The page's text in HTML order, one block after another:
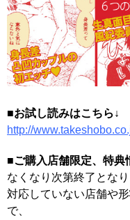
■お試し読みはこちら↓
http://
■ご購入店舗限定、特典
なくなり次第終了とな
対応していない店舗や
で、